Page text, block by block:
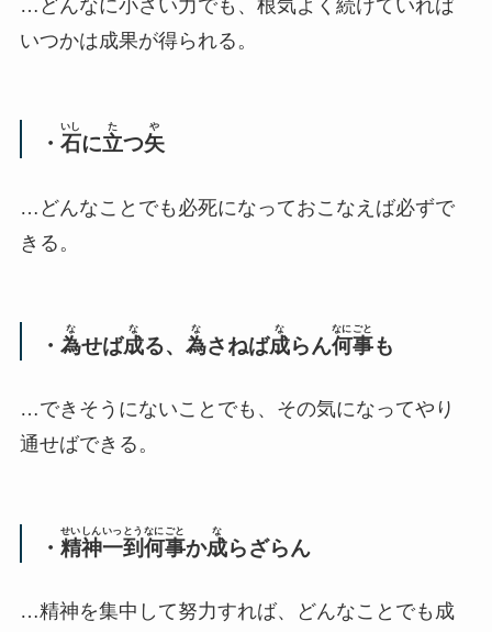
…どんなに小さい力でも、根気よく続けていれば
いつかは成果が得られる。
・ 石
いし
に立
た
つ矢
や
…どんなことでも必死になっておこなえば必ずで
きる。
・ 為
な
せば成
な
る、 為
な
さねば成
な
らん何事
なにごと
も
…できそうにないことでも、その気になってやり
通せばできる。
・ 精神
せいしん
一到
いっとう
何事
なにごと
か成
な
らざらん
…精神を集中して努力すれば、どんなことでも成